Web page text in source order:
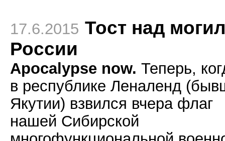
17.6.2015 Тост над
России
Apocalypse now. Теперь,
в республике Леналенд
Якутии) взвился вчера флаг
нашей Сибирской